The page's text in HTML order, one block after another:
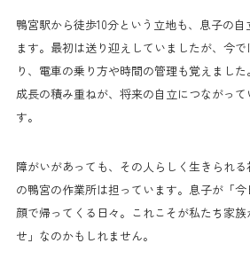
鴨宮駅から徒歩10分という立地も、息子の
ます。最初は送り迎えしていましたが、今
り、電車の乗り方や時間の管理も覚えまし
成長の積み重ねが、将来の自立につながっ
す。
障がいがあっても、その人らしく生きられ
の鴨宮の作業所は担っています。息子が「
顔で帰ってくる日々。これこそが私たち家
せ」なのかもしれません。